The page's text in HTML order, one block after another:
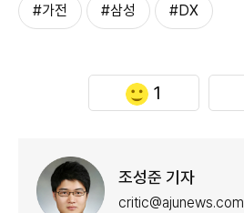
#가전 #삼성 #DX
1
조성준 기자
critic@ajunews.com